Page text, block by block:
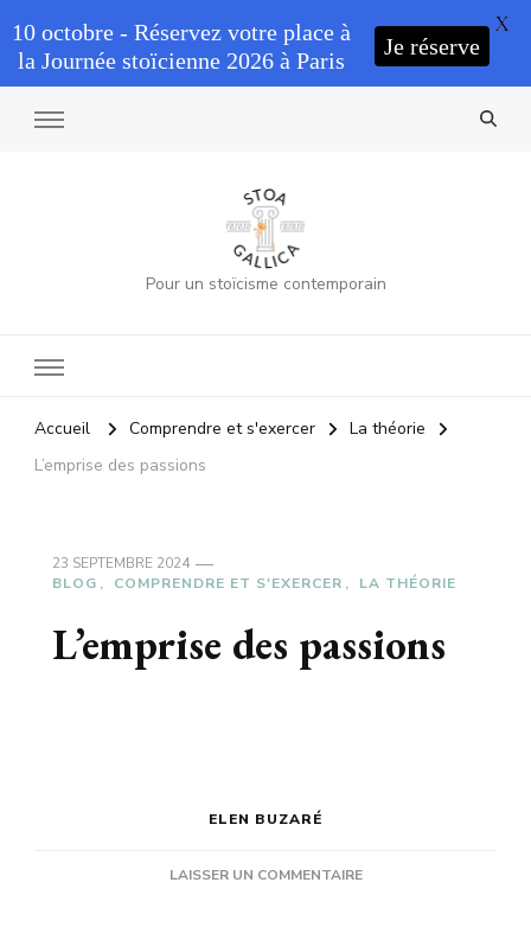
Pour un stoïcisme contemporain
Accueil Comprendre et s'exercer
La théorie
L’emprise des passions
23 SEPTEMBRE 2024
BLOG
COMPRENDRE ET S'EXERCER LA THÉORIE
L’emprise des passions
ELEN BUZARÉ
LAISSER UN COMMENTAIRESUR
10 octobre - Réservez votre place à
la Journée stoïcienne 2026 à Paris
Je réserve
X